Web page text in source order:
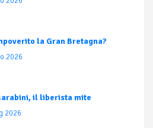
la Gran Bretagna?
2026
il liberista mite
2026